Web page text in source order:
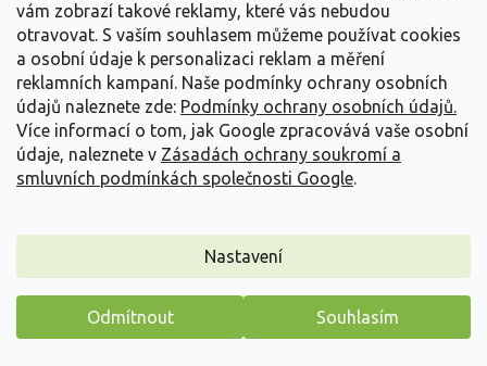
vám zobrazí takové reklamy, které vás nebudou
otravovat. S vaším souhlasem můžeme používat cookies
a osobní údaje k personalizaci reklam a měření
reklamních kampaní. Naše podmínky ochrany osobních
údajů naleznete zde: Podmínky ochrany osobních údajů.
Více informací o tom, jak Google zpracovává vaše osobní
údaje, naleznete v Zásadách ochrany soukromí a
smluvních podmínkách společnosti Google.
Nastavení
Odmítnout Souhlasím
Ořešák japonský 'Simcoe'
Juglans ailantifolia 'Simcoe'
Vyprodáno
Máme pro vás malý dárek